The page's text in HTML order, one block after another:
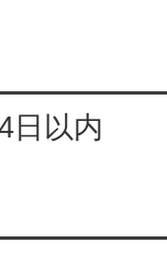
日以内